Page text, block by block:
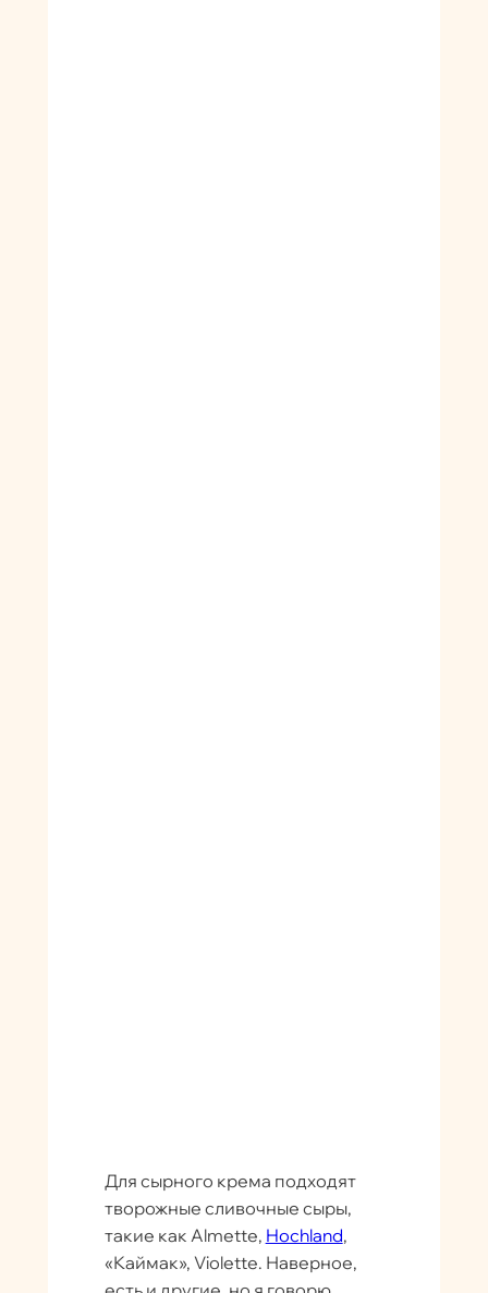
Для сырного крема подходят
творожные сливочные сыры,
такие как Almette, Hochland,
«Каймак», Violette. Наверное,